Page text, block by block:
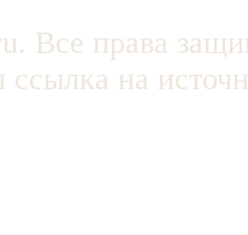
Все права
ссылка на